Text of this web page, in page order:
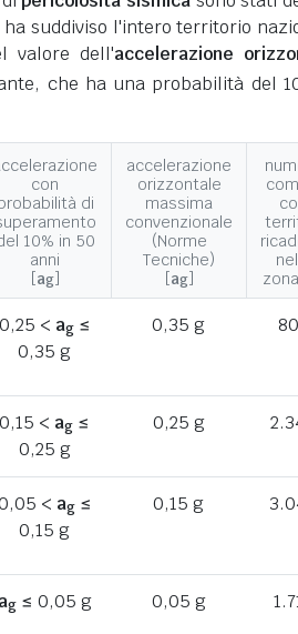
suddiviso l'intero territorio
valore dell'accelerazione
che ha una probabilità del
con
di
10% in 50
anni
[ag]
accelerazione
orizzontale
massima
convenzionale
(Norme
Tecniche)
[ag]
0,25 < ag≤
0,35 g
0,35 g
0,15 < ag ≤
0,25 g
0,25 g
< ag≤
0,15 g
0,15 g
ag≤ 0,05 g 0,05 g